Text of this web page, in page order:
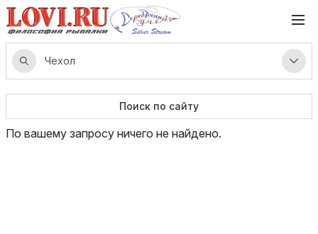
Поиск по сайту
По вашему запросу ничего не найдено.